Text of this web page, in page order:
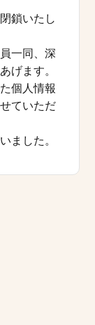
鎖いたし
一同、深
げます。
個人情報
ていただ
ました。